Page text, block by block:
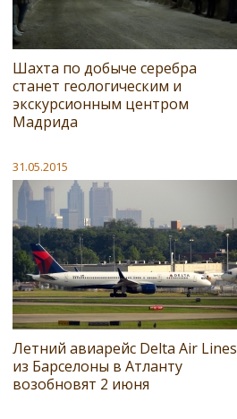
Шахта по добыче серебра
станет геологическим и
экскурсионным центром
Мадрида
31.05.2015
Летний авиарейс Delta Air Lines
из Барселоны в Атланту
возобновят 2 июня